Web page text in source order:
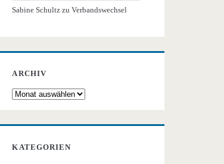
Sabine Schultz zuVerbandswechsel
ARCHIV
Archiv
KATEGORIEN